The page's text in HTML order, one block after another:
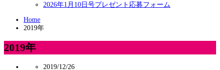
2026年1月10日号プレゼント応募フォーム
Home
2019年
2019年
2019/12/26